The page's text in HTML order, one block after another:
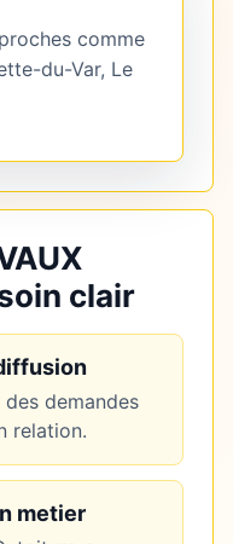
comme
du-Var, Le
clair
des demandes
relation.
metier